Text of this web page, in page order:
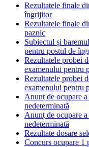
Rezultatele finale
îngrijitor
Rezultatele finale
paznic
Subiectul și
pentru postul de
Rezultatele probei
examenului pentru
Rezultatele probei
examenului pentru
Anunț de ocupare
nedeterminată
Anunț de ocupare
nedeterminată
Rezultate dosare
Concurs ocupare 1